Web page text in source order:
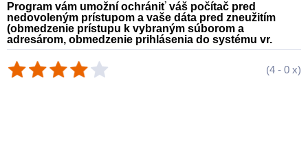
Program vám umožní ochrániť váš počítač pred
nedovoleným prístupom a vaše dáta pred zneužitím
(obmedzenie prístupu k vybraným súborom a
adresárom, obmedzenie prihlásenia do systému vr.
(4 - 0 x)